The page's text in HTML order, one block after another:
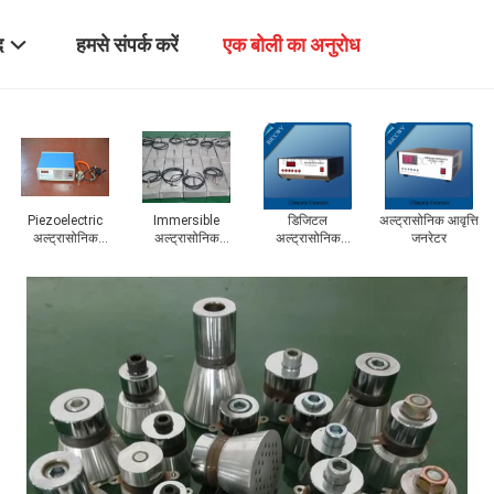
हमसे संपर्क करें एक बोली का अनुरोध
अल्ट्रासोनिक वेल्डिंग
ट्रांसड्यूसर
अल्ट्रासोनिक सौंदर्य
ट्रांसड्यूसर
अल्ट्रासोनिक
प्रतिबाधा
अल्ट्रासोनिक
परमाणुकरण